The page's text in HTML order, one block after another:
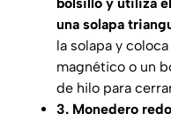
una solapa
la solapa y
magnético o un
de hilo para
3. Monedero